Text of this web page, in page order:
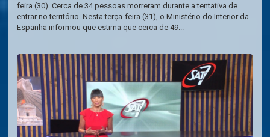
feira (30). Cerca de 34 pessoas morreram durante a tentativa de
entrar no território. Nesta terça-feira (31), o Ministério do Interior da
Espanha informou que estima que cerca de 49...